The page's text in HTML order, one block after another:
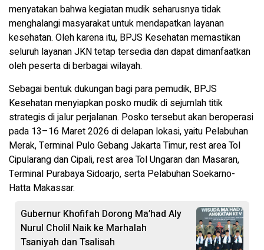
menyatakan bahwa kegiatan mudik seharusnya tidak
menghalangi masyarakat untuk mendapatkan layanan
kesehatan. Oleh karena itu, BPJS Kesehatan memastikan
seluruh layanan JKN tetap tersedia dan dapat dimanfaatkan
oleh peserta di berbagai wilayah.
Sebagai bentuk dukungan bagi para pemudik, BPJS
Kesehatan menyiapkan posko mudik di sejumlah titik
strategis di jalur perjalanan. Posko tersebut akan beroperasi
pada 13–16 Maret 2026 di delapan lokasi, yaitu Pelabuhan
Merak, Terminal Pulo Gebang Jakarta Timur, rest area Tol
Cipularang dan Cipali, rest area Tol Ungaran dan Masaran,
Terminal Purabaya Sidoarjo, serta Pelabuhan Soekarno-
Hatta Makassar.
Gubernur Khofifah Dorong Ma’had Aly
Nurul Cholil Naik ke Marhalah
Tsaniyah dan Tsalisah